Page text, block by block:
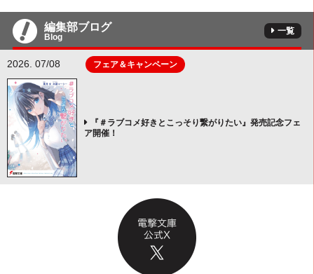
編集部ブログ
Blog
一覧
2026. 07/08 フェア＆キャンペーン
『＃ラブコメ好きとこっそり繋がりたい』発売記念フェ
ア開催！